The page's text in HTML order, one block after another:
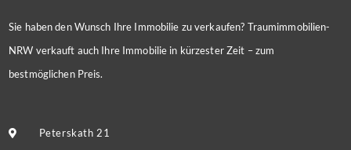
Sie haben den Wunsch Ihre Immobilie zu verkaufen? Traumimmobilien-
NRW verkauft auch Ihre Immobilie in kürzester Zeit – zum
bestmöglichen Preis.
Peterskath 21